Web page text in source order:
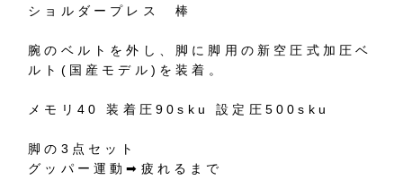
ショルダープレス 棒
腕のベルトを外し、脚に脚用の新空圧式加圧ベ
ルト(国産モデル)を装着。
メモリ40 装着圧90sku 設定圧500sku
脚の3点セット
グッパー運動➡︎疲れるまで